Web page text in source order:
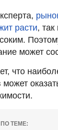
расти, так
может
что
ТЕМЕ: